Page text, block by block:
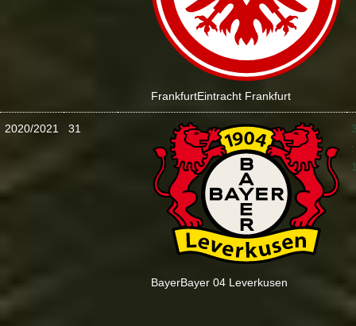
FrankfurtEintracht Frankfurt
2020/2021 31
BayerBayer 04 Leverkusen
: